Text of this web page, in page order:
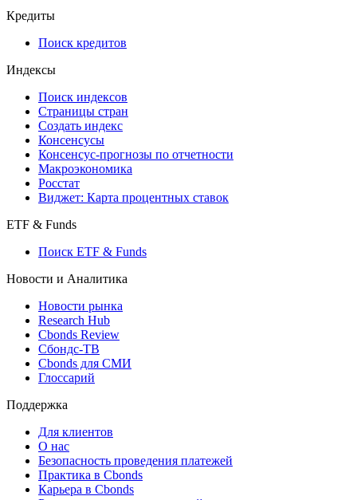
Кредиты
Поиск кредитов
Индексы
Поиск индексов
Страницы стран
Создать индекс
Консенсусы
Консенсус-прогнозы по отчетности
Макроэкономика
Росстат
Виджет: Карта процентных ставок
ETF & Funds
Поиск ETF & Funds
Новости и Аналитика
Новости рынка
Research Hub
Cbonds Review
Сбондс-ТВ
Cbonds для СМИ
Глоссарий
Поддержка
Для клиентов
О нас
Безопасность проведения платежей
Практика в Cbonds
Карьера в Cbonds